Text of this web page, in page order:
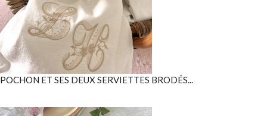
POCHON ET SES DEUX SERVIETTES BRODÉS...